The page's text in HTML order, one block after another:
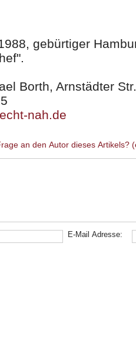
gebürtiger
Borth, Arnstädter
nah.de
E-Mail Adresse: